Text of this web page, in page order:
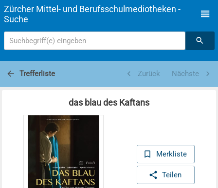
Zürcher Mittel- und Berufsschulmediotheken -
Suche
Suchbegriff(e) eingeben
Trefferliste Zurück Nächste
das blau des Kaftans
Merkliste
Teilen